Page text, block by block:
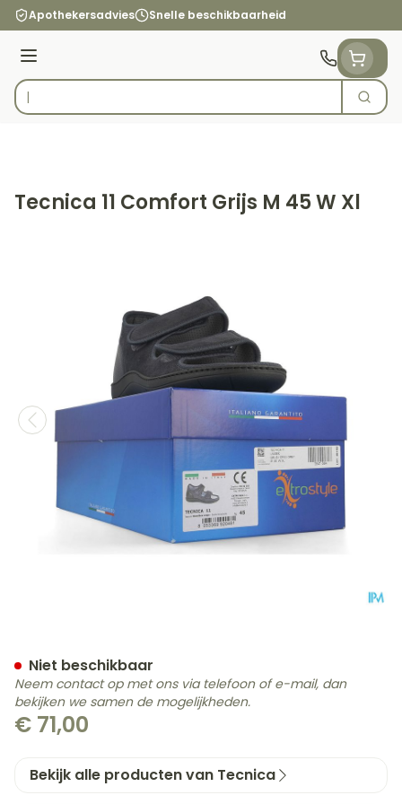
Ga naar de inhoud
Apothekersadvies Snelle beschikbaarheid
Menu
Product, merk, categorie...
Zoek
Tecnica 11 Comfort Grijs M 45 W Xl
€ 71,00
Niet beschikbaar
Neem contact op met ons via telefoon of e-mail, dan
bekijken we samen de mogelijkheden.
Bekijk alle producten van Tecnica